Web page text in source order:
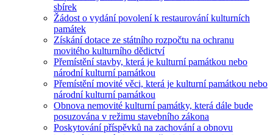
sbírek
Žádost o vydání povolení k restaurování kulturních
památek
Získání dotace ze státního rozpočtu na ochranu
movitého kulturního dědictví
Přemístění stavby, která je kulturní památkou nebo
národní kulturní památkou
Přemístění movité věci, která je kulturní památkou nebo
národní kulturní památkou
Obnova nemovité kulturní památky, která dále bude
posuzována v režimu stavebního zákona
Poskytování příspěvků na zachování a obnovu